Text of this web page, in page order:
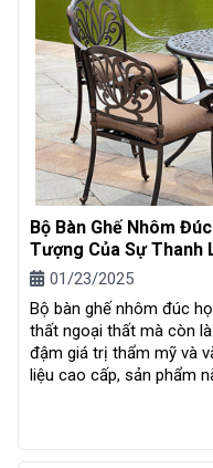
Bộ Bàn Ghế Nhôm
Tượng Của Sự Thanh
01/23/2025
Bộ bàn ghế nhôm đúc
thất ngoại thất mà còn
đậm giá trị thẩm mỹ và
liệu cao cấp, sản phẩm